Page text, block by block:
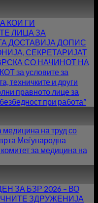
КОИ ГИ
ЛИЦА ЗА
ДОСТАВИЈА ДОПИС
СЕКРЕТАРИЈАТ
СО НАЧИНОТ НА
за условите за
техничките и други
правното лице за
при работа”
медицина на труд со
Меѓународна
за медицина на
ЗА БЗР 2026 – ВО
ЗДРУЖЕНИЈА